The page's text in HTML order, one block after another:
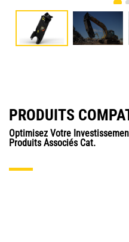
PRODUITS
Optimisez Votre
Produits Associés Cat.